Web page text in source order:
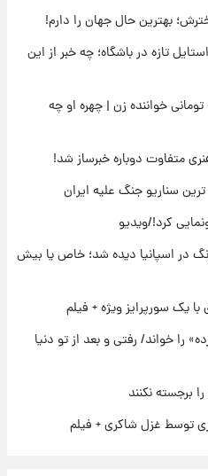
۱۸ مرداد ۱۴۰۵
شد! + جزئیات
بهترین حال جهان را دارم!
تازه در باشگاه؛ چه خبر از این
۴۰ میلیارد تومانی خواننده زن | چهره او چه
دوباره خبرساز شد!
سناریو جنگ علیه ایران
کرد!/ویدیو
در اسپانیا دیده شد؛ خاص یا بیش
را خواند/ رفتی و بعد از تو دنیا
نکنند
غزل شاکری + فیلم